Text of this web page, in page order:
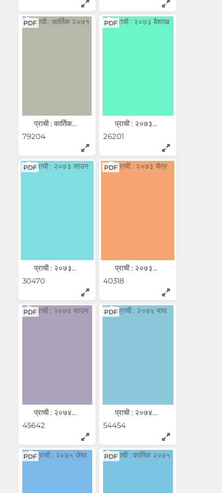
PDF
प्राची : कार्तिक...
79204
PDF
प्राची : २०७३...
26201
PDF
प्राची : २०७३...
30470
PDF
प्राची : २०७३...
40318
PDF
प्राची : २०७४...
45642
PDF
प्राची : २०७४...
54454
PDF PDF